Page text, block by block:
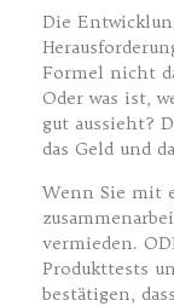
Die
Formel nicht
Oder was ist,
gut aussieht?
das Geld und
Wenn Sie mit
vermieden.
Produkttests
bestätigen,